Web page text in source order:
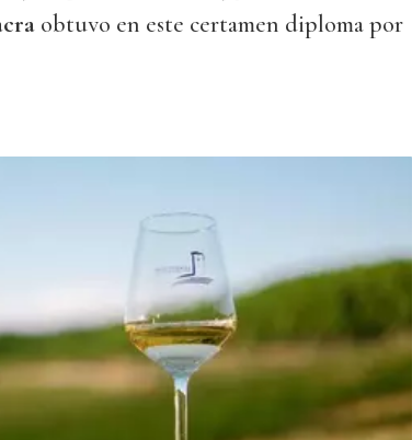
obtuvo en este certamen diploma por